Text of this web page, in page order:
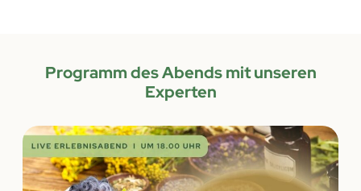
Programm des Abends mit unseren
Experten